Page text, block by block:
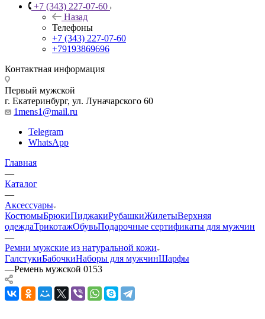
+7 (343) 227-07-60
Назад
Телефоны
+7 (343) 227-07-60
+79193869696
Контактная информация
Первый мужской
г. Екатеринбург, ул. Луначарского 60
1mens1@mail.ru
Telegram
WhatsApp
Главная
—
Каталог
—
Аксессуары
КостюмыБрюкиПиджакиРубашкиЖилетыВерхняя
одеждаТрикотажОбувьПодарочные сертификаты для мужчин
—
Ремни мужские из натуральной кожи
ГалстукиБабочкиНаборы для мужчинШарфы
—Ремень мужской 0153